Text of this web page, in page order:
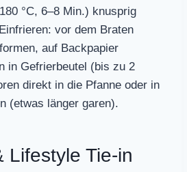
°C, 6–8 Min.) knusprig
vor dem Braten
auf Backpapier
in Gefrierbeutel (bis zu 2
direkt in die Pfanne oder in
(etwas länger garen).
Lifestyle Tie-in